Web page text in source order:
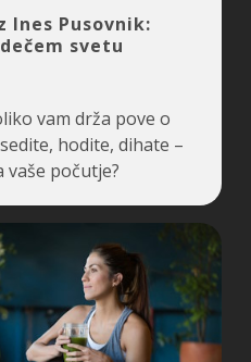
Pusovnik:
svetu
vam drža pove o
hodite, dihate –
vaše počutje?